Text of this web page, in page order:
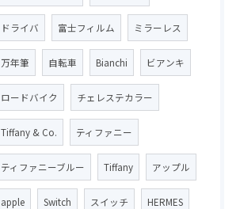
ドライバ 富士フィルム ミラーレス
万年筆 自転車 Bianchi ビアンキ
ロードバイク チェレステカラー
Tiffany & Co. ティファニー
ティファニーブルー Tiffany アップル
apple Switch スイッチ HERMES